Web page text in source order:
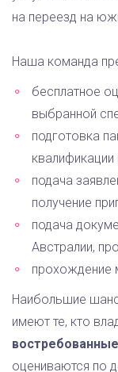
на переезд на
Наша команда
бесплатное
выбранной
подготовка
подача
получение
подача
Австралии,
прохождение
Наибольшие
имеют те, кто
оцениваются по